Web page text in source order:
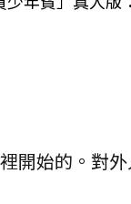
開始的。對